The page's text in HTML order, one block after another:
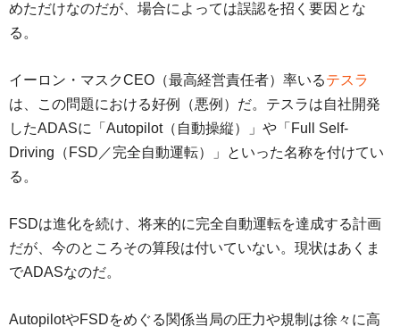
めただけなのだが、場合によっては誤認を招く要因とな
る。
イーロン・マスクCEO（最高経営責任者）率いるテスラ
は、この問題における好例（悪例）だ。テスラは自社開発
したADASに「Autopilot（自動操縦）」や「Full Self-
Driving（FSD／完全自動運転）」といった名称を付けてい
る。
FSDは進化を続け、将来的に完全自動運転を達成する計画
だが、今のところその算段は付いていない。現状はあくま
でADASなのだ。
AutopilotやFSDをめぐる関係当局の圧力や規制は徐々に高